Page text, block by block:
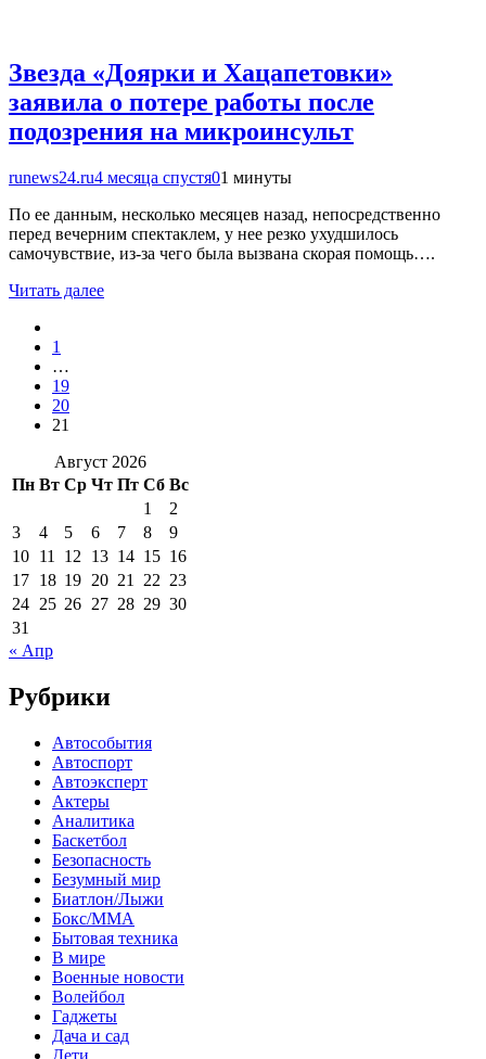
Звезда «Доярки и Хацапетовки»
заявила о потере работы после
подозрения на микроинсульт
runews24.ru4 месяца спустя01 минуты
По ее данным, несколько месяцев назад, непосредственно
перед вечерним спектаклем, у нее резко ухудшилось
самочувствие, из-за чего была вызвана скорая помощь….
Читать далее
1
…
19
20
21
Август 2026
Пн Вт Ср Чт Пт Сб Вс
1
2
3
4 5 6 7 8
9
10 11 12 13 14 15 16
17 18 19 20 21 22 23
24 25 26 27 28 29 30
31
« Апр
Рубрики
Автособытия
Автоспорт
Автоэксперт
Актеры
Аналитика
Баскетбол
Безопасность
Безумный мир
Биатлон/Лыжи
Бокс/MMA
Бытовая техника
В мире
Военные новости
Волейбол
Гаджеты
Дача и сад